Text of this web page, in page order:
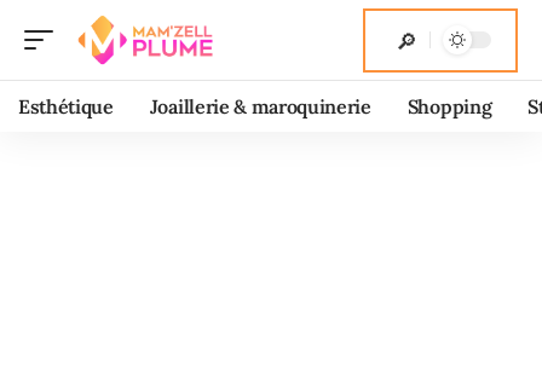
Esthétique Joaillerie & maroquinerie Shopping